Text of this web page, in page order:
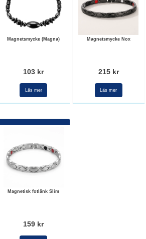
Magnetsmycke (Magna)
103 kr
Läs mer
Magnetsmycke Nox
215 kr
Läs mer
Magnetisk fotlänk Slim
159 kr